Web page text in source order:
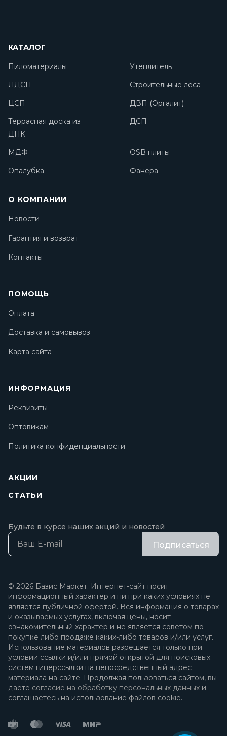
КАТАЛОГ
Пиломатериалы
Утеплитель
ЛДСП
Строительные леса
ЦСП
ДВП (Оргалит)
Террасная доска из
ДПК
ДСП
МДФ
OSB плиты
Опалубка
Фанера
О КОМПАНИИ
Новости
Гарантия и возврат
Контакты
ПОМОЩЬ
Оплата
Доставка и самовывоз
Карта сайта
ИНФОРМАЦИЯ
Реквизиты
Оптовикам
Политика конфиденциальности
АКЦИИ
СТАТЬИ
Будьте в курсе наших акций и новостей
Подписаться
© 2026 Базис Маркет. Интернет-сайт носит
информационный характер и ни при каких условиях не
является публичной офертой. Вся информация о товарах
и оказываемых услугах, включая цены, носит
ознакомительный характер и не является советом по
покупке либо продаже каких-либо товаров и/или услуг.
Использование материалов разрешается только при
условии ссылки и/или прямой открытой для поисковых
систем гиперссылки на непосредственный адрес
материала на сайте. Продолжая пользоваться сайтом, вы
даете согласие на обработку персональных данных и
соглашаетесь на использование файлов cookie.